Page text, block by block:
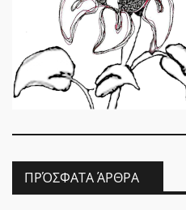
ΠΡΌΣΦΑΤΑ ΆΡΘΡΑ